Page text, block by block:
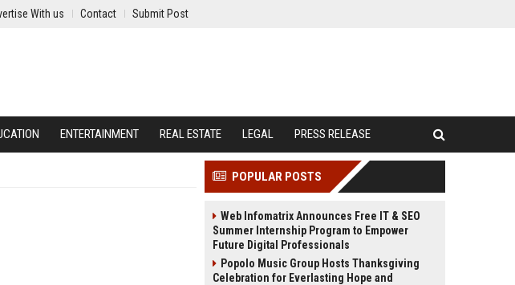
With us Contact Submit Post
ENTERTAINMENT REAL ESTATE LEGAL PRESS RELEASE
POPULAR POSTS
Web Infomatrix Announces Free IT & SEO
Summer Internship Program to Empower
Future Digital Professionals
Popolo Music Group Hosts Thanksgiving
Celebration for Everlasting Hope and